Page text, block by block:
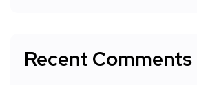
Recent Comments